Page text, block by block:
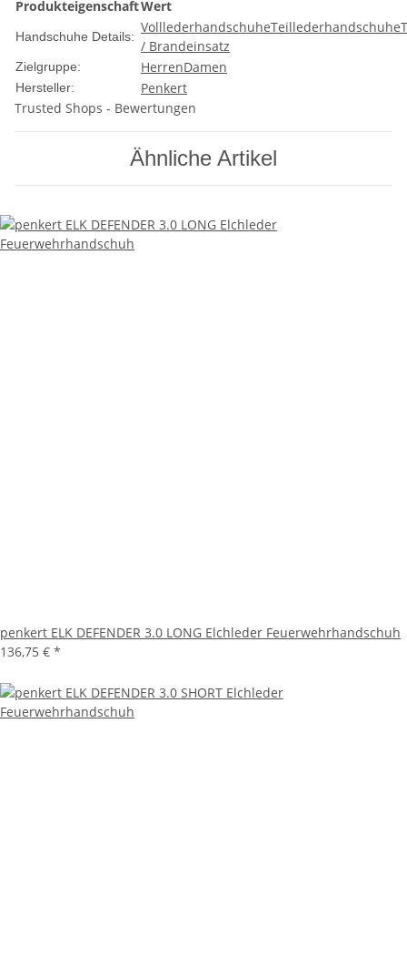
ProdukteigenschaftWert
Handschuhe Details:
VolllederhandschuheTeillederhandschuhe
/ Brandeinsatz
Zielgruppe: HerrenDamen
Hersteller:
Penkert
Trusted Shops - Bewertungen
Ähnliche Artikel
penkert ELK DEFENDER 3.0 LONG Elchleder Feuerwehrhandschuh
136,75 € *